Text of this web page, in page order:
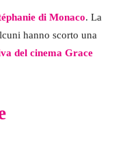
di Monaco. La
hanno scorto una
del cinema Grace